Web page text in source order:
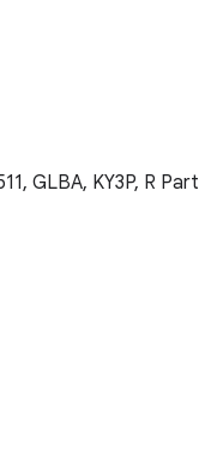
GLBA, KY3P, R Part